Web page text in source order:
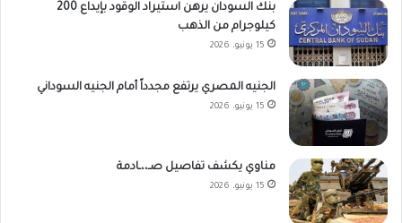
بنك السودان يرهن استيراد الوقود بإيداع 200
كيلوجرام من الذهب
15 يونيو، 2026
الجنيه المصري يرتفع مجدداً أمام الجنيه السوداني
15 يونيو، 2026
مناوي يكشف تفاصيل صـ،،ـادمة
15 يونيو، 2026